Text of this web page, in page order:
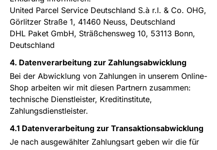
United Parcel Service Deutschland S.à r.l. & Co. OHG,
Görlitzer Straße 1, 41460 Neuss, Deutschland
DHL Paket GmbH, Sträßchensweg 10, 53113 Bonn,
Deutschland
4. Datenverarbeitung zur Zahlungsabwicklung
Bei der Abwicklung von Zahlungen in unserem Online-
Shop arbeiten wir mit diesen Partnern zusammen:
technische Dienstleister, Kreditinstitute,
Zahlungsdienstleister.
4.1 Datenverarbeitung zur Transaktionsabwicklung
Je nach ausgewählter Zahlungsart geben wir die für